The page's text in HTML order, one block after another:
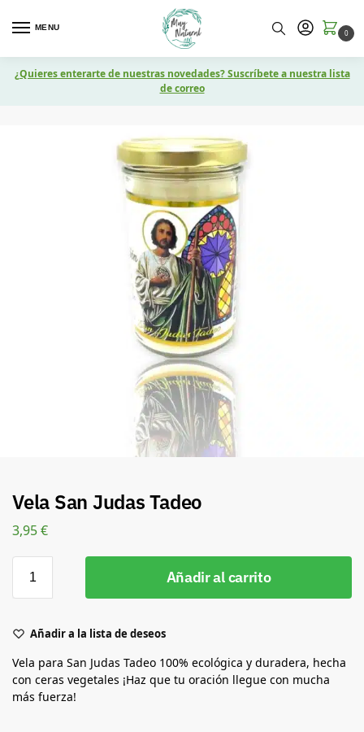
MENU
0
¿Quieres enterarte de nuestras novedades? Suscríbete a nuestra lista
de correo
Vela San Judas Tadeo
3,95€
Añadir al carrito
Añadir a la lista de deseos
Vela para San Judas Tadeo 100% ecológica y duradera, hecha
con ceras vegetales ¡Haz que tu oración llegue con mucha
más fuerza!